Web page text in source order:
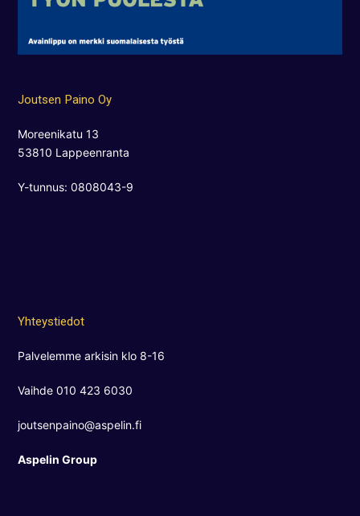
Joutsen Paino Oy
Moreenikatu 13
53810 Lappeenranta
Y-tunnus: 0808043-9
Yhteystiedot
Palvelemme arkisin klo 8-16
Vaihde 010 423 6030
joutsenpaino@aspelin.fi
Aspelin Group